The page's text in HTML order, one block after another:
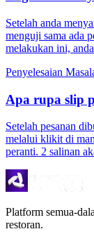
Setelah anda
menguji sama ada
melakukan ini,
Penyelesaian
Apa rupa slip
Setelah pesanan
melalui klikit di
peranti. 2 salinan
Platform semua-
restoran.